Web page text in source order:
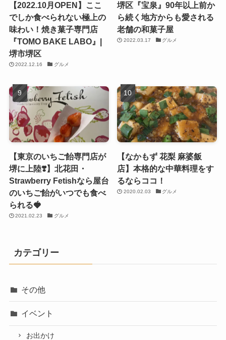
【2022.10月OPEN】ここ
でしか食べられない極上の
味わい！焼き菓子専門店
『TOMO BAKE LABO』|
堺市堺区
2022.12.16 グルメ
堺区『宝泉』90年以上前か
ら続く地方からも愛される
老舗の和菓子屋
2022.03.17 グルメ
【東京のいちご飴専門店が
堺に上陸❣️】北花田・
Strawberry Fetishなら屋台
のいちご飴がいつでも食べ
られる🍓
2021.02.23 グルメ
【なかもず 花梨 麻婆飯
店】本格的な中華料理をす
るならココ！
2020.02.03 グルメ
カテゴリー
その他
イベント
お出かけ